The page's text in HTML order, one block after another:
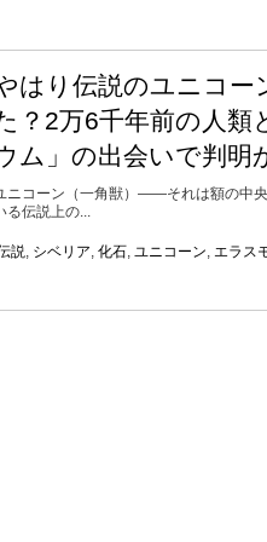
はり伝説のユニコー
？2万6千年前の人類
ム」の出会いで判明
ニコーン（一角獣）――それは額の中
る伝説上の...
説, シベリア, 化石, ユニコーン, エラス